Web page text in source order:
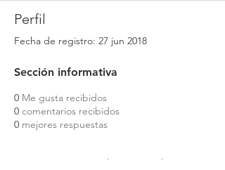
Perfil
Fecha de registro: 27 jun 2018
Sección informativa
0 Me gusta recibidos
0 comentarios recibidos
0 mejores respuestas
© 2020 Corporate Relocations Ltd